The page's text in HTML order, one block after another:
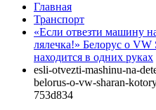
Главная
Транспорт
«Если отвезти машину
лялечка!» Белорус о VW
находится в одних руках
esli-otvezti-mashinu-na-
belorus-o-vw-sharan-
753d834